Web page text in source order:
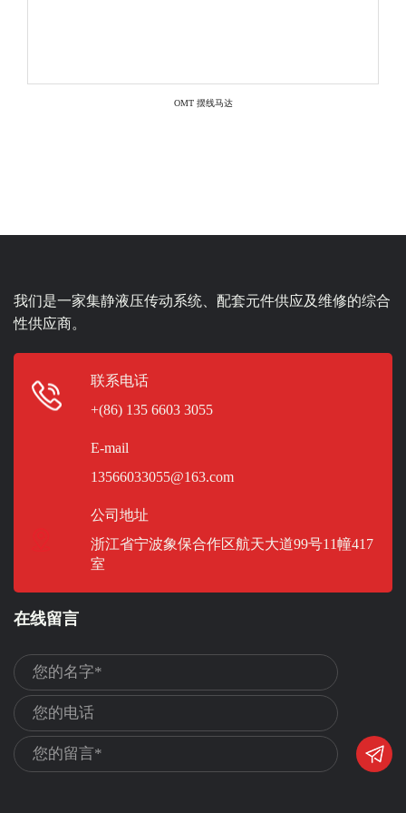
OMT 摆线马达
我们是一家集静液压传动系统、配套元件供应及维修的综合
性供应商。
联系电话
+(86) 135 6603 3055
E-mail
13566033055@163.com
公司地址
浙江省宁波象保合作区航天大道99号11幢417
室
在线留言